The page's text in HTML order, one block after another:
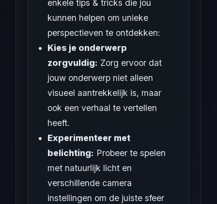
enkele tips & tricks die jou
kunnen helpen om unieke
perspectieven te ontdekken:
Kies je onderwerp
zorgvuldig: Zorg ervoor dat
jouw onderwerp niet alleen
visueel aantrekkelijk is, maar
ook een verhaal te vertellen
heeft.
Experimenteer met
belichting: Probeer te spelen
met natuurlijk licht en
verschillende camera
instellingen om de juiste sfeer